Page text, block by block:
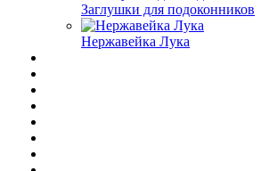
Заглушки для подоконников
Нержавейка Лука